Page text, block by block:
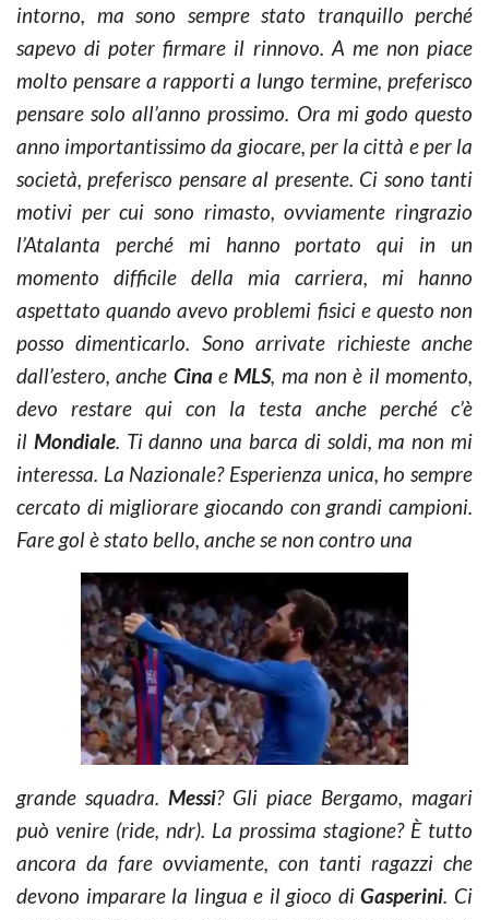
intorno, ma sono sempre stato tranquillo perché
sapevo di poter firmare il rinnovo. A me non piace
molto pensare a rapporti a lungo termine, preferisco
pensare solo all’anno prossimo. Ora mi godo questo
anno importantissimo da giocare, per la città e per la
società, preferisco pensare al presente. Ci sono tanti
motivi per cui sono rimasto, ovviamente ringrazio
l’Atalanta perché mi hanno portato qui in un
momento difficile della mia carriera, mi hanno
aspettato quando avevo problemi fisici e questo non
posso dimenticarlo. Sono arrivate richieste anche
dall’estero, anche CinaeMLS, ma non è il momento,
devo restare qui con la testa anche perché c’è
il Mondiale. Ti danno una barca di soldi, ma non mi
interessa. La Nazionale? Esperienza unica, ho sempre
cercato di migliorare giocando con grandi campioni.
Fare gol è stato bello, anche se non contro una
grande squadra. Messi? Gli piace Bergamo, magari
può venire (ride, ndr). La prossima stagione? È tutto
ancora da fare ovviamente, con tanti ragazzi che
devono imparare la lingua e il gioco diGasperini. Ci